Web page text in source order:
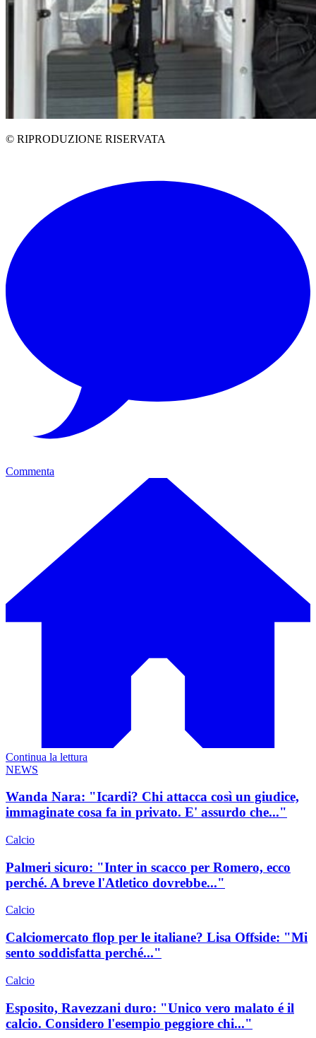
© RIPRODUZIONE RISERVATA
Commenta
Continua la lettura
NEWS
Wanda Nara: "Icardi? Chi attacca così un giudice,
immaginate cosa fa in privato. E' assurdo che..."
Calcio
Palmeri sicuro: "Inter in scacco per Romero, ecco
perché. A breve l'Atletico dovrebbe..."
Calcio
Calciomercato flop per le italiane? Lisa Offside: "Mi
sento soddisfatta perché..."
Calcio
Esposito, Ravezzani duro: "Unico vero malato é il
calcio. Considero l'esempio peggiore chi..."